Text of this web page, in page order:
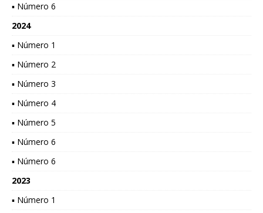
▪ Número 6
2024
▪ Número 1
▪ Número 2
▪ Número 3
▪ Número 4
▪ Número 5
▪ Número 6
▪ Número 6
2023
▪ Número 1